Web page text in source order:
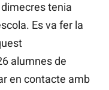
tenia
Es va fer la
alumnes de
en contacte amb